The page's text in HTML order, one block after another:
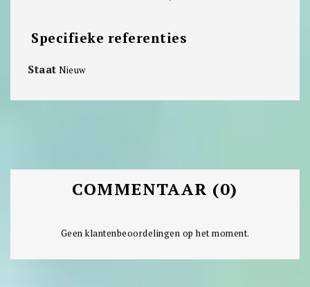
Specifieke referenties
Staat Nieuw
COMMENTAAR (0)
Geen klantenbeoordelingen op het moment.